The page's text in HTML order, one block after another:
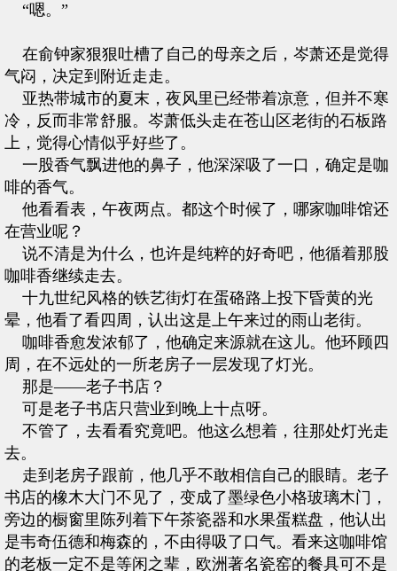
“嗯。”
在俞钟家狠狠吐槽了自己的母亲之后，岑萧还是觉得
气闷，决定到附近走走。
亚热带城市的夏末，夜风里已经带着凉意，但并不寒
冷，反而非常舒服。岑萧低头走在苍山区老街的石板路
上，觉得心情似乎好些了。
一股香气飘进他的鼻子，他深深吸了一口，确定是咖
啡的香气。
他看看表，午夜两点。都这个时候了，哪家咖啡馆还
在营业呢？
说不清是为什么，也许是纯粹的好奇吧，他循着那股
咖啡香继续走去。
十九世纪风格的铁艺街灯在蛋硌路上投下昏黄的光
晕，他看了看四周，认出这是上午来过的雨山老街。
咖啡香愈发浓郁了，他确定来源就在这儿。他环顾四
周，在不远处的一所老房子一层发现了灯光。
那是——老子书店？
可是老子书店只营业到晚上十点呀。
不管了，去看看究竟吧。他这么想着，往那处灯光走
去。
走到老房子跟前，他几乎不敢相信自己的眼睛。老子
书店的橡木大门不见了，变成了墨绿色小格玻璃木门，
旁边的橱窗里陈列着下午茶瓷器和水果蛋糕盘，他认出
是韦奇伍德和梅森的，不由得吸了口气。看来这咖啡馆
的老板一定不是等闲之辈，欧洲著名瓷窑的餐具可不是